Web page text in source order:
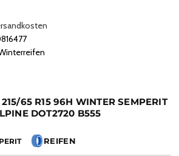
65 R15 96H WINTER SEMPERIT
DOT2720 B555
REIFEN